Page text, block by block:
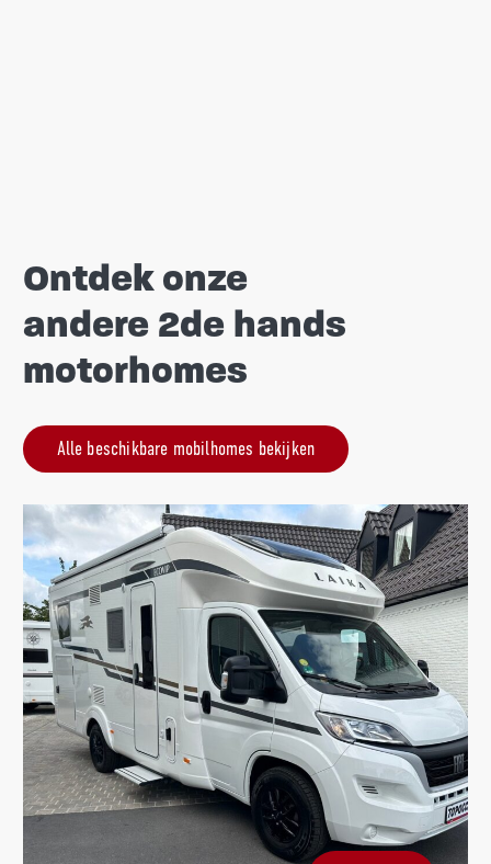
Ontdek onze
andere 2de hands
motorhomes
Alle beschikbare mobilhomes bekijken